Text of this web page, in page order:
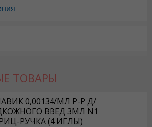
ТОВАРЫ
0,00134/МЛ Р-Р Д/
ВВЕД 3МЛ N1
РУЧКА (4 ИГЛЫ)